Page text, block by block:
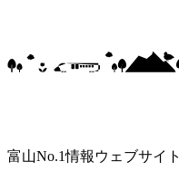
富山No.1情報ウェブサイト